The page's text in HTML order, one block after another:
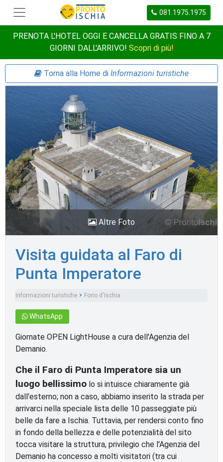
081.1975.1975
PRENOTA L'HOTEL OGGI E CANCELLA GRATIS FINO A 7
GIORNI DALL'ARRIVO! Scopri di più!
Torna alla Home di Informazioni turistiche
Altre Foto
Visita guidata al Faro di
Punta Imperatore
Informazioni turistiche
Forio d'Ischia
WhatsApp
Giornate OPEN LightHouse a cura dell'Agenzia del
Demanio.
Che il Faro di Punta Imperatore sia un
luogo bellissimo lo si intuisce chiaramente già
dall'esterno; non a caso, abbiamo inserito la strada per
arrivarci nella speciale lista delle 10 passeggiate più
belle da fare a Ischia. Tuttavia, per rendersi conto fino
in fondo della bellezza e delle potenzialità del sito
tocca visitare la struttura, privilegio che l'Agenzia del
Demanio ha concesso a molti visitatori (tra cui